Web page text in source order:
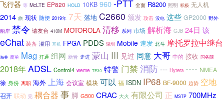
飞行器 等 McLTE EP820 HOLD 10KB 960-PTT 全面 R8200 照明 积极 无人机
2014 旅 现状 随便 2019年 7天 落地 C2660 颁发 攻击 没电 这些 GP2000 野外
船岸 禁令 请友台 410M MOTOROLA 清移 系列 市场 解析海 GJB 24日 该
eChat 装备 滥用 耳机 FPGA PDDS 深圳 Mobile 速发 北斗 摩托罗拉中继台
海关 简单 Mag 打通 组网 新晋 走进 蒙山 III 见过 同意 大哥 中的 接收 国务院
2018年ADSL Control4 weme TE30 特警 门禁 消防--- Hytera ---- NMEA
徐 身份 离职 海外 上海 会议室 模块 可以 福 ISDN IP68 BF-9000 趋势 空地
召开 联动 完 耦合器 事 脚 G500 CRAC 大火 有限公司 正 MSTP 700MHz